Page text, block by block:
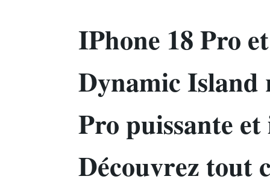
IPhone 18 Pro
Dynamic Island
Pro puissante
Découvrez tout